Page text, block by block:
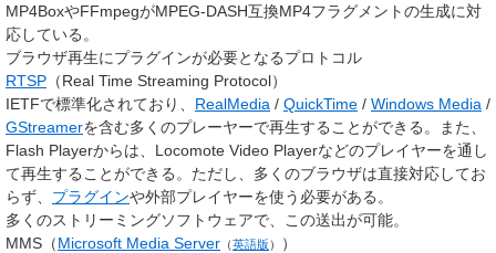
MP4BoxやFFmpegがMPEG-DASH互換MP4フラグメントの生成に対
応している。
ブラウザ再生にプラグインが必要となるプロトコル
RTSP （Real Time Streaming Protocol）
IETFで標準化されており、 RealMedia / QuickTime / Windows Media /
GStreamerを含む多くのプレーヤーで再生することができる。また、
Flash Playerからは、Locomote Video Playerなどのプレイヤーを通し
て再生することができる。ただし、多くのブラウザは直接対応してお
らず、 プラグインや外部プレイヤーを使う必要がある。
多くのストリーミングソフトウェアで、この送出が可能。
MMS（Microsoft Media Server （英語版 ）
）